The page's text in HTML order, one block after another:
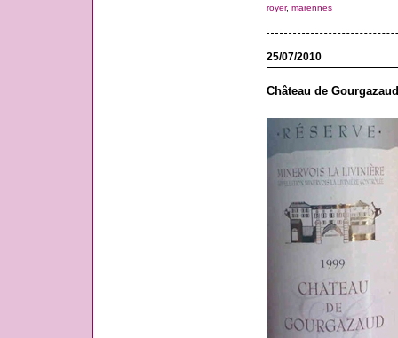
royer, marennes
25/07/2010
Château de